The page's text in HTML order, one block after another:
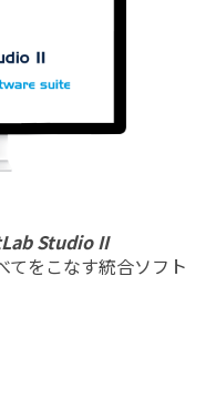
Studio II
てをこなす統合ソフト